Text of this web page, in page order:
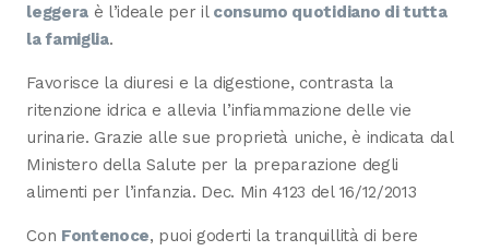
leggera è l’ideale per il consumo quotidiano di tutta
la famiglia.
Favorisce la diuresi e la digestione, contrasta la
ritenzione idrica e allevia l’infiammazione delle vie
urinarie. Grazie alle sue proprietà uniche, è indicata dal
Ministero della Salute per la preparazione degli
alimenti per l’infanzia. Dec. Min 4123 del 16/12/2013
Con Fontenoce, puoi goderti la tranquillità di bere